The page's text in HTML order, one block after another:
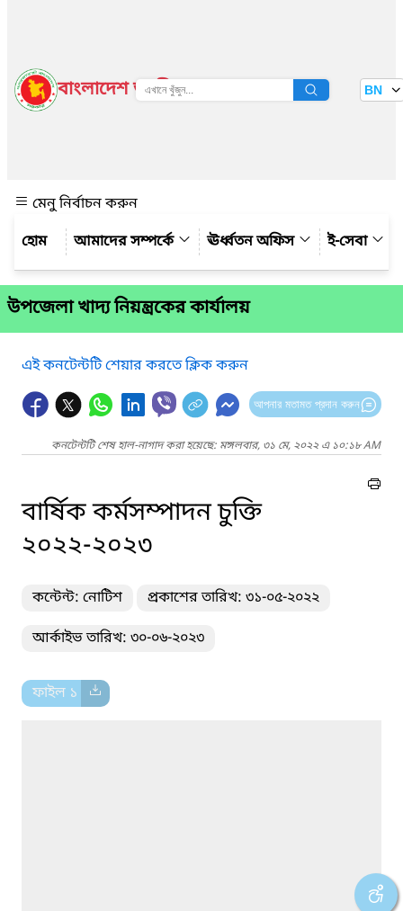
বাংলাদেশ জাতীয় তথ্য বাতায়ন BN
মেনু নির্বাচন করুন
আমাদের সম্পর্কে
ঊর্ধ্বতন অফিস ই-সেবা
উপজেলা খাদ্য নিয়ন্ত্রকের কার্যালয়
এই কনটেন্টটি শেয়ার করতে ক্লিক করুন
আপনার মতামত প্রদান করুন
কনটেন্টটি শেষ হাল-নাগাদ করা হয়েছে: মঙ্গলবার, ৩১ মে, ২০২২ এ ১০:১৮ AM
বার্ষিক কর্মসম্পাদন চুক্তি
২০২২-২০২৩
কন্টেন্ট: নোটিশ প্রকাশের তারিখ: ৩১-০৫-২০২২
আর্কাইভ তারিখ: ৩০-০৬-২০২৩
ফাইল ১